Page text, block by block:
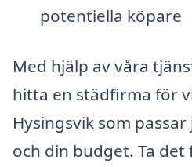
potentiella köpare
Med hjälp av våra
hitta en städfirma för
Hysingsvik som
och din budget. Ta